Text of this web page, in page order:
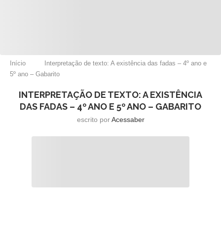
Início
Interpretação de texto: A existência das fadas – 4º ano e
5º ano – Gabarito
INTERPRETAÇÃO DE TEXTO: A EXISTÊNCIA
DAS FADAS – 4º ANO E 5º ANO – GABARITO
escrito porAcessaber